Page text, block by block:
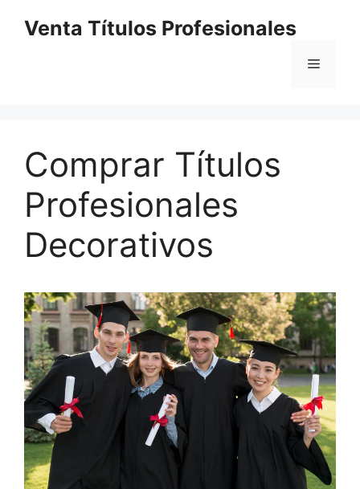
Venta Títulos Profesionales
Menú
Comprar Títulos
Profesionales
Decorativos